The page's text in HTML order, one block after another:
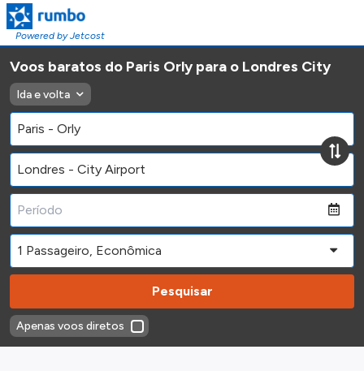
Powered by Jetcost
Voos baratos do Paris Orly para o Londres City
Ida e volta
Pesquisar
Apenas voos diretos